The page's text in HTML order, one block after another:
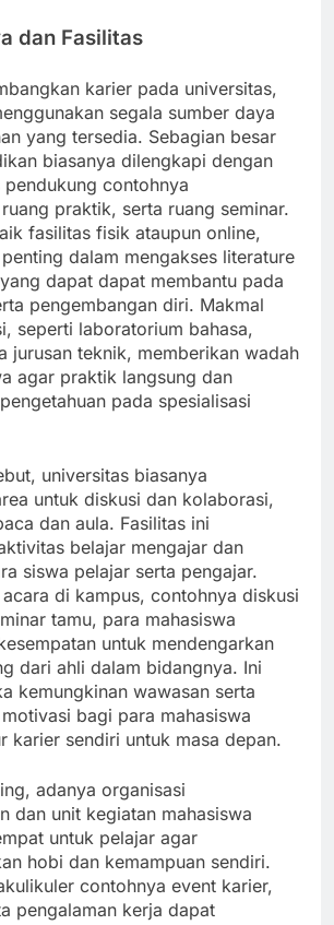
dan Fasilitas
karier pada universitas,
segala sumber daya
yang tersedia. Sebagian besar
biasanya dilengkapi dengan
contohnya
praktik, serta ruang seminar.
fasilitas fisik ataupun online,
dalam mengakses literature
dapat dapat membantu pada
pengembangan diri. Makmal
seperti laboratorium bahasa,
jurusan teknik, memberikan wadah
agar praktik langsung dan
pada spesialisasi
universitas biasanya
untuk diskusi dan kolaborasi,
dan aula. Fasilitas ini
belajar mengajar dan
siswa pelajar serta pengajar.
di kampus, contohnya diskusi
tamu, para mahasiswa
untuk mendengarkan
dari ahli dalam bidangnya. Ini
kemungkinan wawasan serta
bagi para mahasiswa
karier sendiri untuk masa depan.
adanya organisasi
dan unit kegiatan mahasiswa
untuk pelajar agar
hobi dan kemampuan sendiri.
contohnya event karier,
pengalaman kerja dapat